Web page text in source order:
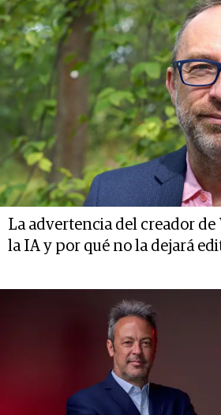
La advertencia del creador
la IA y por qué no la dejará